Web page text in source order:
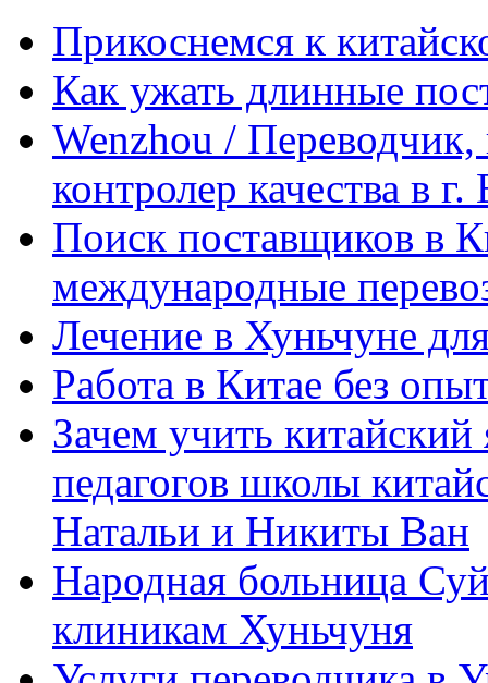
Прикоснемся к
Как ужать длинные
Wenzhou / Переводчик,
контролер качества в
Поиск поставщиков в
международные
Лечение в Хуньчуне
Работа в Китае без
Зачем учить
педагогов школы
Натальи и Никиты Ван
Народная больница
клиникам Хуньчуня